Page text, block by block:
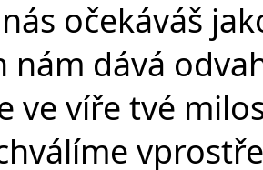
očekáváš
nám dává
ve víře tvé